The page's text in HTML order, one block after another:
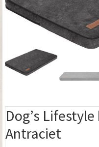
Dog’s
Antraciet